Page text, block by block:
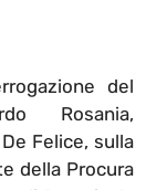
del
Rosania,
Felice, sulla
della Procura